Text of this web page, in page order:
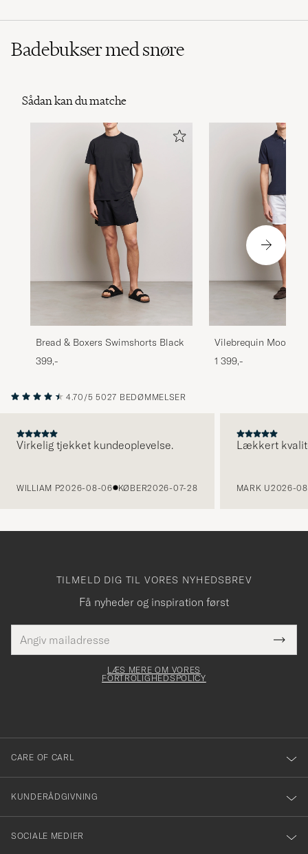
Badebukser med snøre
Sådan kan du matche
Bread & Boxers Swimshorts Black
399,-
Vilebrequin Moorea
Blanc
1 399,-
4.70/5 5027 BEDØMMELSER
Virkelig tjekket kundeoplevelse.
WILLIAM P2026-08-06 KØBER2026-07-28
Lækkert
MARK U2026-
TILMELD DIG TIL VORES NYHEDSBREV
Få nyheder og inspiration først
mailadresse
skal
Tack
för
dig
till
vårt
nyhetsbrev!
LÆS MERE OM VORES
FORTROLIGHEDSPOLICY
CARE OF CARL
KUNDERÅDGIVNING
SOCIALE MEDIER